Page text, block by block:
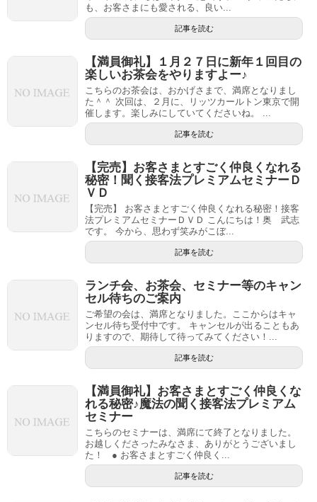
も、お客さまにも愛される、良い...
記事を読む
【満員御礼】１月２７日に新年１回目の
楽しいお茶会をやりますよー♪
こちらのお茶会は、おかげさまで、満席となりまし
た＾＾ 次回は、２月に、リッツカールトン東京で開
催します。楽しみにしていてくださいね。 ...
記事を読む
【完売】お客さまとすごく仲良くなれる
秘密！聞く接客法プレミアムセミナーＤ
ＶＤ
【完売】 お客さまとすごく仲良くなれる秘密！接客
法プレミアムセミナーＤＶＤ こんにちは！奥 武志
です。 今から、思わず笑みがこぼ...
記事を読む
ランチ会、お茶会、セミナー等のキャン
セル待ちのご案内
ご希望の会は、満席となりました。ここからはキャ
ンセル待ち受付中です。 キャンセルが出ることもあ
りますので、期待して待ってみてください！...
記事を読む
【満員御礼】お客さまとすごく仲良くな
れる秘密♪魔法の聞く接客法プレミアム
セミナー
こちらのセミナーは、満席にて終了となりました。
お越しくださったみなさま、ありがとうございまし
た！ ● お客さまとすごく仲良く...
記事を読む